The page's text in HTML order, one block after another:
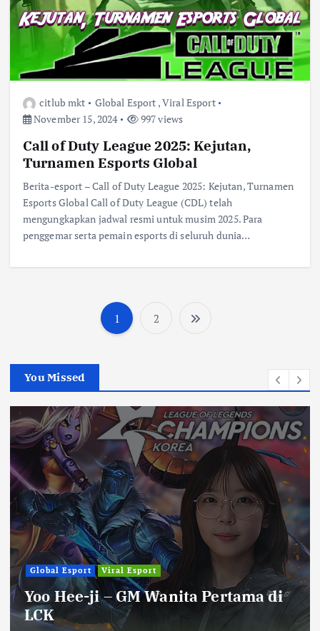
citlub mkt Global Esport ,Viral Esport
November 15, 2024
997 views
Call of Duty League 2025: Kejutan,
Turnamen Esports Global
Berita-esport – Call of Duty League 2025: Kejutan, Turnamen
Esports Global Call of Duty League (CDL) telah
mengungkapkan jadwal resmi untuk musim 2025. Para
penggemar serta pemain esports di seluruh dunia…
P
s
t
s
p
a
g
i
1 2
You Missed
Global Esport Viral Esport
Yoo Hee-ji – GM Wanita Pertama di
LCK